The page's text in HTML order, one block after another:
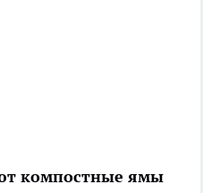
компостные ямы